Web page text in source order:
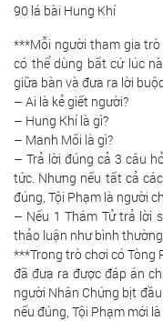
90 lá bài Hung Khí
***Mỗi người tham gia trò
có thể dùng bất cứ lúc
giữa bàn và đưa ra lời
– Ai là kẻ giết người?
– Hung Khí là gì?
– Manh Mối là gì?
– Trả lời đúng cả 3 câu
tức. Nhưng nếu tất cả
đúng, Tội Phạm là người
– Nếu 1 Thám Tử trả lời
thảo luận như bình
***Trong trò chơi có Tòng
đã đưa ra được đáp án
người Nhân Chứng bịt
nếu đúng, Tội Phạm mới